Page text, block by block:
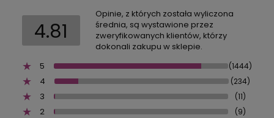
4.81
Opinie, z których została wyliczona
średnia, są wystawione przez
zweryfikowanych klientów, którzy
dokonali zakupu w sklepie.
5
(1444)
4 (234)
3 (11)
2 (9)